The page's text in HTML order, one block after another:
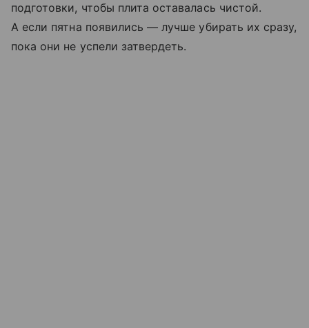
подготовки, чтобы плита оставалась чистой.
А если пятна появились — лучше убирать их сразу,
пока они не успели затвердеть.